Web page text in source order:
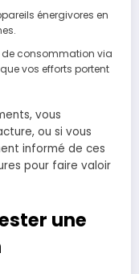
énergivores en
de consommation via
vos efforts portent
vous
ou si vous
informé de ces
pour faire valoir
une